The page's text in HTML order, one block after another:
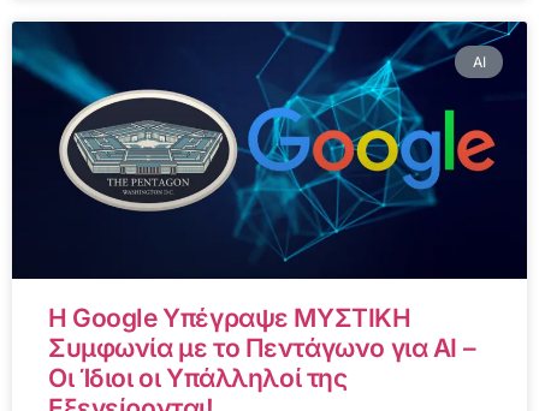
AI
Η Google Υπέγραψε ΜΥΣΤΙΚΗ
Συμφωνία με το Πεντάγωνο για AI –
Οι Ίδιοι οι Υπάλληλοί της